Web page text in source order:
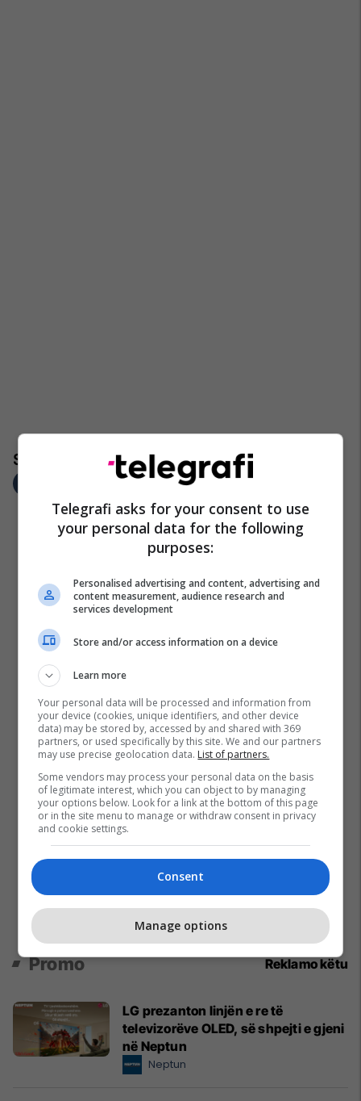
Promo Reklamo këtu
LG prezanton linjën e re të
televizorëve OLED, së shpejti e gjeni
në Neptun
Neptun
Telegrafi asks for your consent to use
your personal data for the following
purposes:
Personalised advertising and content, advertising and
content measurement, audience research and
services development
Store and/or access information on a device
Learn more
Your personal data will be processed and information from
your device (cookies, unique identifiers, and other device
data) may be stored by, accessed by and shared with 369
partners, or used specifically by this site. We and our partners
may use precise geolocation data. List of partners.
Some vendors may process your personal data on the basis
of legitimate interest, which you can object to by managing
your options below. Look for a link at the bottom of this page
or in the site menu to manage or withdraw consent in privacy
and cookie settings.
Consent
Manage options